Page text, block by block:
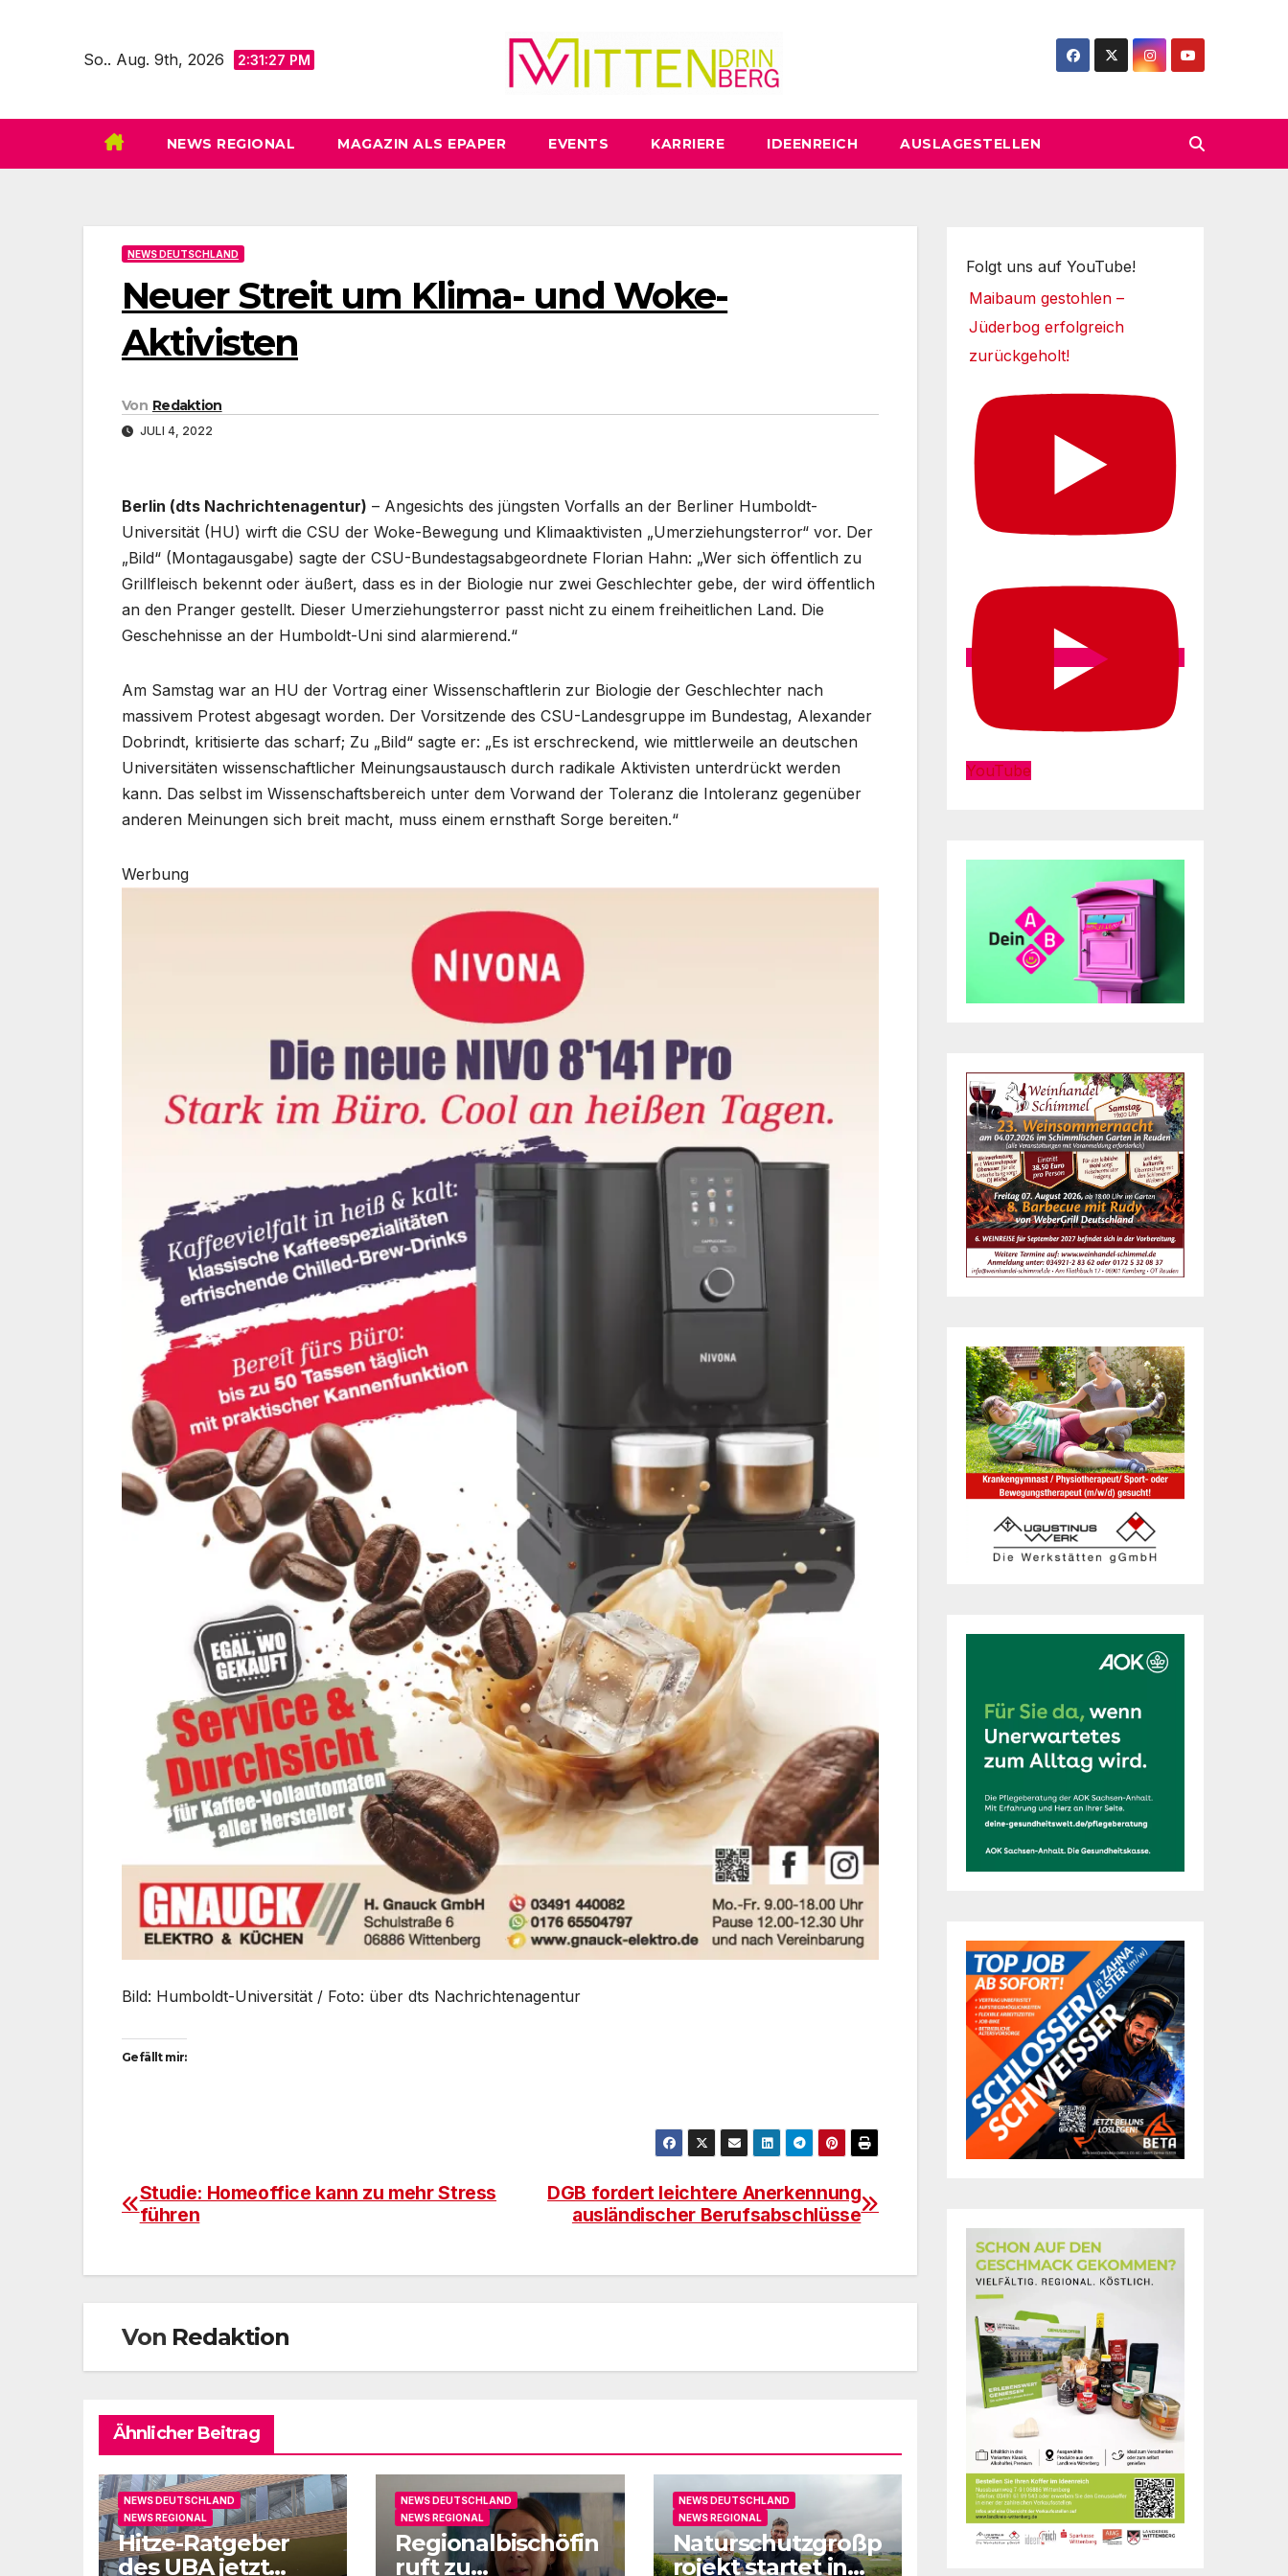
So.. Aug. 9th, 2026 2:31:29 PM
NEWS REGIONAL MAGAZIN ALS EPAPER EVENTS KARRIERE IDEENREICH AUSLAGESTELLEN
NEWS DEUTSCHLAND
Neuer Streit um Klima- und Woke-
Aktivisten
Von Redaktion
JULI 4, 2022
Berlin (dts Nachrichtenagentur) – Angesichts des jüngsten Vorfalls an der Berliner Humboldt-
Universität (HU) wirft die CSU der Woke-Bewegung und Klimaaktivisten „Umerziehungsterror“ vor. Der
„Bild“ (Montagausgabe) sagte der CSU-Bundestagsabgeordnete Florian Hahn: „Wer sich öffentlich zu
Grillfleisch bekennt oder äußert, dass es in der Biologie nur zwei Geschlechter gebe, der wird öffentlich
an den Pranger gestellt. Dieser Umerziehungsterror passt nicht zu einem freiheitlichen Land. Die
Geschehnisse an der Humboldt-Uni sind alarmierend.“
Am Samstag war an HU der Vortrag einer Wissenschaftlerin zur Biologie der Geschlechter nach
massivem Protest abgesagt worden. Der Vorsitzende des CSU-Landesgruppe im Bundestag, Alexander
Dobrindt, kritisierte das scharf; Zu „Bild“ sagte er: „Es ist erschreckend, wie mittlerweile an deutschen
Universitäten wissenschaftlicher Meinungsaustausch durch radikale Aktivisten unterdrückt werden
kann. Das selbst im Wissenschaftsbereich unter dem Vorwand der Toleranz die Intoleranz gegenüber
anderen Meinungen sich breit macht, muss einem ernsthaft Sorge bereiten.“
Werbung
Bild: Humboldt-Universität / Foto: über dts Nachrichtenagentur
Gefällt mir:
Beitragsnavigation
DGB fordert leichtere Anerkennung
ausländischer Berufsabschlüsse
Studie: Homeoffice kann zu mehr Stress
führen
Von Redaktion
Ähnlicher Beitrag
NEWS DEUTSCHLAND
NEWS REGIONAL
Hitze-Ratgeber
des UBA jetzt
NEWS DEUTSCHLAND
NEWS REGIONAL
Regionalbischöfin
ruft zu
NEWS DEUTSCHLAND
NEWS REGIONAL
Naturschutzgroßp
rojekt startet in
Folgt uns auf YouTube!
Maibaum gestohlen –
Jüderbog erfolgreich
zurückgeholt!
YouTube